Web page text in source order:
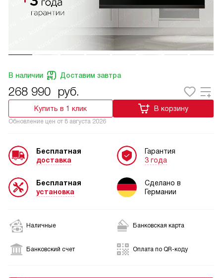
В наличии Доставим завтра
268 990 руб.
Купить в 1 клик В корзину
Обновление цен от 8 августа 2026
Бесплатная
доставка
Бесплатная
установка
Гарантия
3 года
Сделано в
Германии
Наличные Банковская карта
Банковский счет Оплата по QR-коду